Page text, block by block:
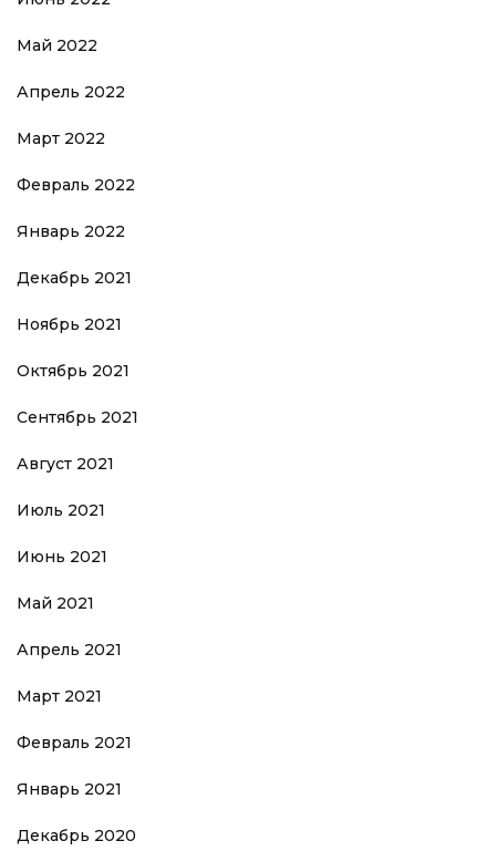
Май 2022
Апрель 2022
Март 2022
Февраль 2022
Январь 2022
Декабрь 2021
Ноябрь 2021
Октябрь 2021
Сентябрь 2021
Август 2021
Июль 2021
Июнь 2021
Май 2021
Апрель 2021
Март 2021
Февраль 2021
Январь 2021
Декабрь 2020